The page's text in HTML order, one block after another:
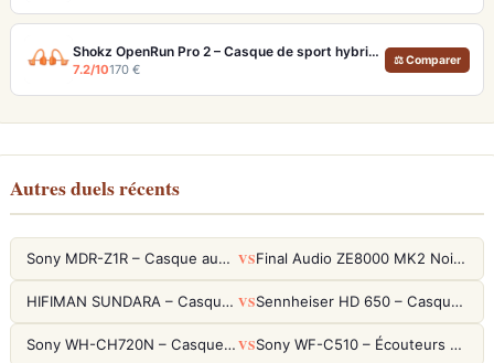
Shokz OpenRun Pro 2 – Casque de sport hybride à conduction osseuse et aérienne
7.2/10170 €
⚖ Comparer
Autres duels récents
Sony MDR-Z1R – Casque audiophile fermé haute résolution VS Final Audio ZE8000 MK2 Noir – Écouteurs True Wireless audiophiles 8K Sound
HIFIMAN SUNDARA – Casque Planar Magnetic Ouvert Over-Ear Audiophile VS Sennheiser HD 650 – Casque audiophile ouvert pour l'écoute analytique
Sony WH-CH720N – Casque ANC 35h, Ultra-léger (192g) avec Processeur V1 VS Sony WF-C510 – Écouteurs True Wireless compacts, autonomie 22h et multipoint